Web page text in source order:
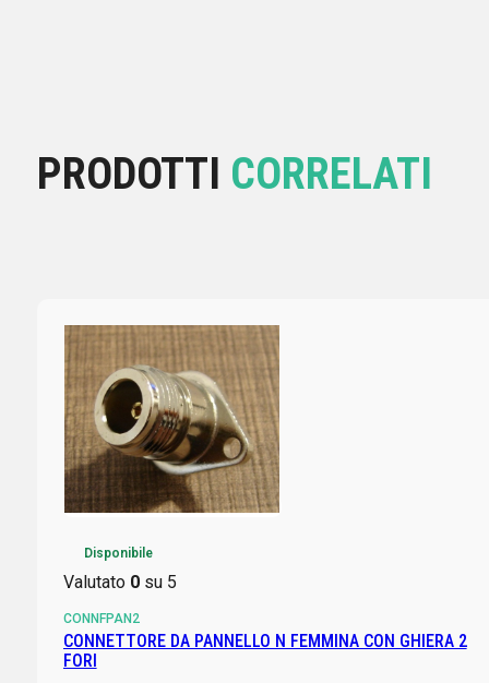
PRODOTTI CORRELATI
Disponibile
Valutato 0su 5
CONNFPAN2
CONNETTORE DA PANNELLO N FEMMINA CON GHIERA 2
FORI